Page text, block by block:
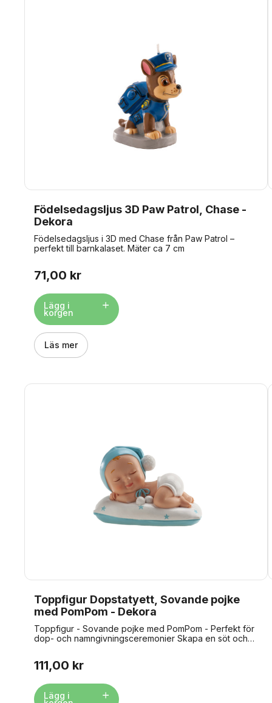
Födelsedagsljus 3D Paw Patrol, Chase -
Dekora
Födelsedagsljus i 3D med Chase från Paw Patrol –
perfekt till barnkalaset. Mäter ca 7 cm
71,00 kr
Lägg i
korgen
Läs mer
Toppfigur Dopstatyett, Sovande pojke
med PomPom - Dekora
Toppfigur - Sovande pojke med PomPom - Perfekt för
dop- och namngivningsceremonier Skapa en söt och
vacker och symbolisk dekoration som passar perfekt
högtider. Inklusive plastbas för enkel positionering
Storlek: 10 x 6 x 7 cm Material: plastbaserat Obs:
111,00 kr
Lägg i